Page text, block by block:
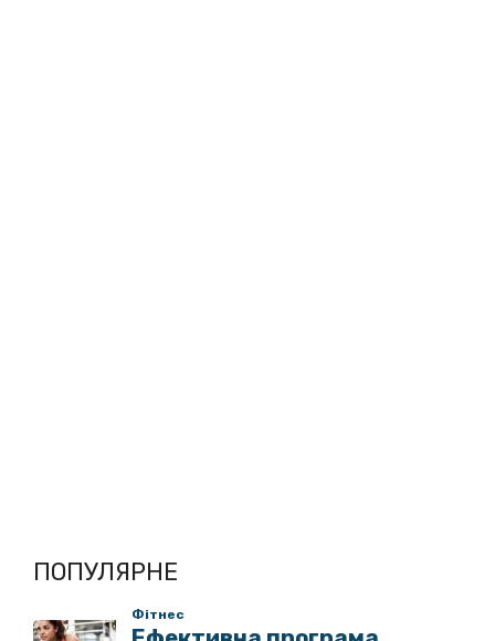
ПОПУЛЯРНЕ